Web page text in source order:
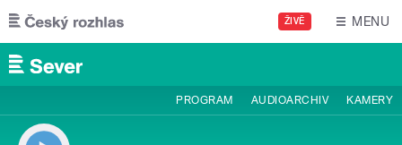
Přejít k hlavnímu obsahu
ŽIVĚ MENU
PROGRAM AUDIOARCHIV KAMERY